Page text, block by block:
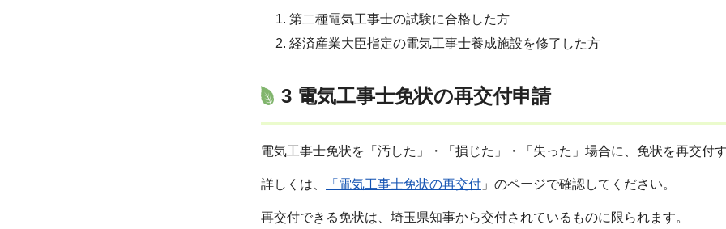
第二種電気工事士の試験に合格した方
経済産業大臣指定の電気工事士養成施設を修了した方
3 電気工事士免状の再交付申請
電気工事士免状を「汚した」・「損じた」・「失った」場合に、免状を再交付
詳しくは、 「 電気工事士免状の再交付 」のページで確認してください。
再交付できる免状は、埼玉県知事から交付されているものに限られます。